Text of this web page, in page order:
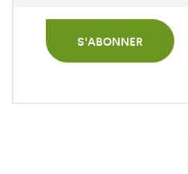
S'ABONNER